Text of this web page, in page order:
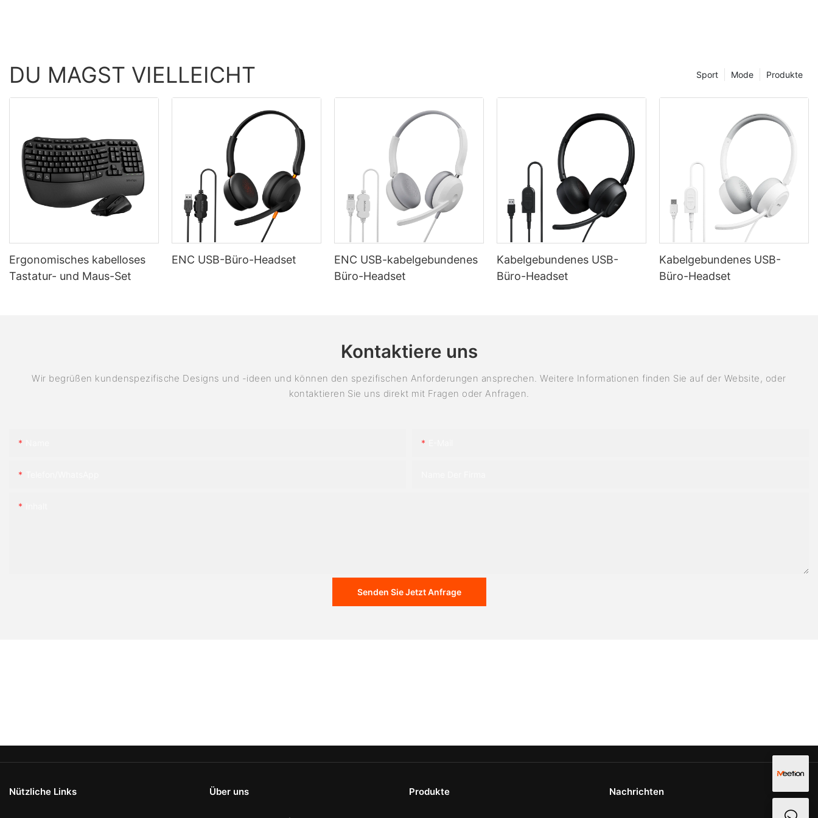
DU MAGST VIELLEICHT Produkte
Mode
Sport
Ergonomisches kabelloses
Tastatur- und Maus-Set
ENC USB-Büro-Headset
ENC USB-kabelgebundenes
Büro-Headset
Kabelgebundenes USB-
Büro-Headset
Kabelgebundenes USB-
Büro-Headset
Kontaktiere uns
Wir begrüßen kundenspezifische Designs und -ideen und können den spezifischen Anforderungen ansprechen. Weitere Informationen finden Sie auf der Website, oder
kontaktieren Sie uns direkt mit Fragen oder Anfragen.
Senden Sie Jetzt Anfrage
Nützliche Links Über uns Produkte Nachrichten